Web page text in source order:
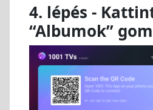
4. lépés -
“Albumok”